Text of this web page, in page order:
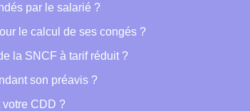
par le salarié ?
le calcul de ses congés ?
la SNCF à tarif réduit ?
son préavis ?
CDD ?